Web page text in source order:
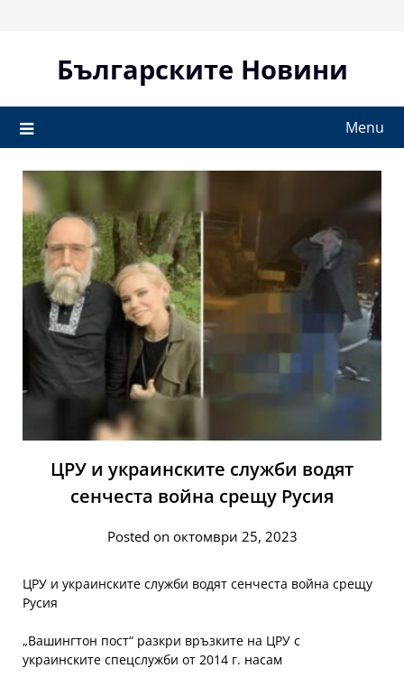
Българските Новини
Menu
ЦРУ и украинските служби водят
сенчеста война срещу Русия
Posted on октомври 25, 2023
ЦРУ и украинските служби водят сенчеста война срещу
Русия
„Вашингтон пост“ разкри връзките на ЦРУ с
украинските спецслужби от 2014 г. насам